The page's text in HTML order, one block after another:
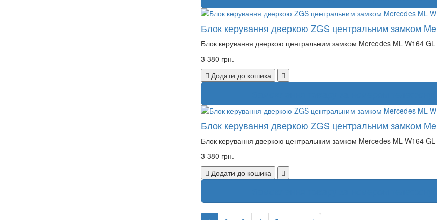
Блок керування дверкою ZGS центральним замком
Блок керування дверкою центральним замком Mercedes ML W164 GL
3 380 грн.
Додати до кошика
Блок керування дверкою ZGS центральним замком
Блок керування дверкою центральним замком Mercedes ML W164 GL
3 380 грн.
Додати до кошика